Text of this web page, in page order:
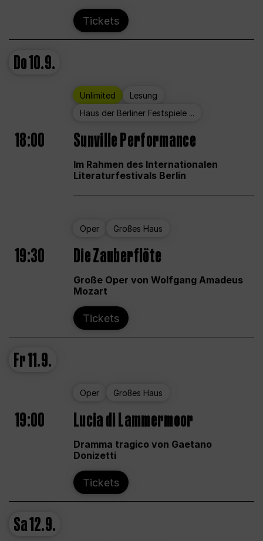
Tickets
Do10.9.
Unlimited
Lesung
Haus der Berliner Festspiele ...
18:00 Sunville Performance
Im Rahmen des Internationalen
Literaturfestivals Berlin
Oper Großes Haus
19:30 Die Zauberflöte
Große Oper von Wolfgang Amadeus
Mozart
Tickets
Fr11.9.
Oper Großes Haus
19:00 Lucia di Lammermoor
Dramma tragico von Gaetano
Donizetti
Tickets
Sa12.9.